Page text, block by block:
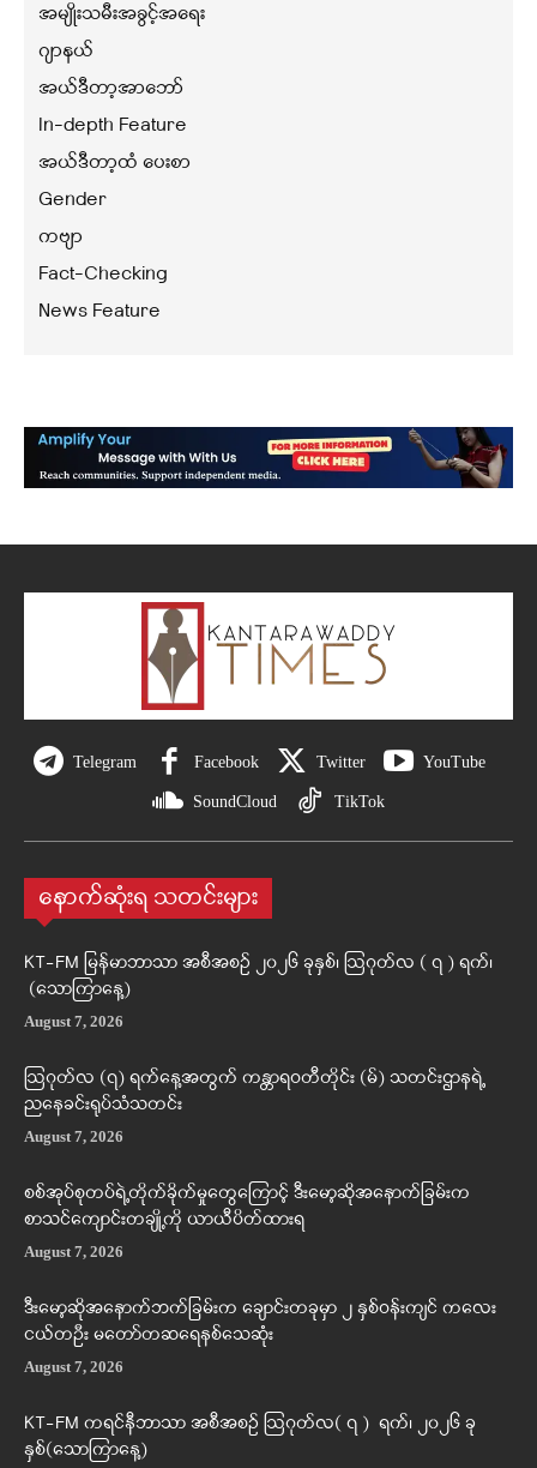
အမျိုးသမီးအခွင့်အရေး
ဂျာနယ်
အယ်ဒီတာ့အာဘော်
In-depth Feature
အယ်ဒီတာ့ထံ ပေးစာ
Gender
ကဗျာ
Fact-Checking
News Feature
Telegram Facebook Twitter YouTube
SoundCloud TikTok
နောက်ဆုံးရ သတင်းများ
KT-FM မြန်မာဘာသာ အစီအစဉ် ၂၀၂၆ ခုနှစ်၊ ဩဂုတ်လ ( ၇ ) ရက်၊
(သောကြာနေ့)
August 7, 2026
ဩဂုတ်လ (၇) ရက်နေ့အတွက် ကန္တာရဝတီတိုင်း (မ်) သတင်းဌာနရဲ့
ညနေခင်းရုပ်သံသတင်း
August 7, 2026
စစ်အုပ်စုတပ်ရဲ့တိုက်ခိုက်မှုတွေကြောင့် ဒီးမော့ဆိုအနောက်ခြမ်းက
စာသင်ကျောင်းတချို့ကို ယာယီပိတ်ထားရ
August 7, 2026
ဒီးမော့ဆိုအနောက်ဘက်ခြမ်းက ချောင်းတခုမှာ ၂ နှစ်ဝန်းကျင် ကလေး
ငယ်တဦး မတော်တဆရေနစ်သေဆုံး
August 7, 2026
KT-FM ကရင်နီဘာသာ အစီအစဉ် ဩဂုတ်လ( ၇ ) ရက်၊ ၂၀၂၆ ခု
နှစ်(သောကြာနေ့)